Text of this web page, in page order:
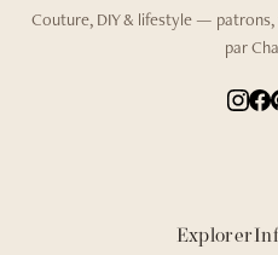
Couture, DIY & lifestyle —
par
Explorer